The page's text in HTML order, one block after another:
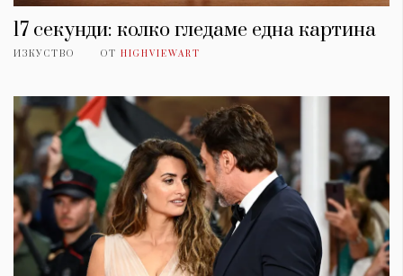
17 секунди: колко гледаме една картина
ИЗКУСТВО ОТ HIGHVIEWART